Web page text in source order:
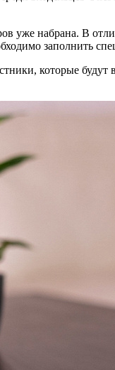
уже набрана. В
заполнить
которые